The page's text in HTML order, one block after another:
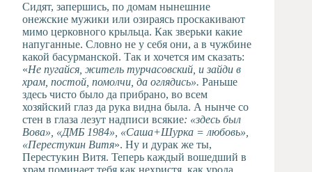
Сидят, запершись, по домам нынешние
онежские мужики или озираясь проскакивают
мимо церковного крыльца. Как зверьки какие
напуганные. Словно не у себя они, а в чужбине
какой басурманской. Так и хочется им сказать:
«Не пугайся, житель турчасовский, и зайди в
храм, постой, помолчи, да оглядись». Раньше
здесь чисто было да прибрано, во всем
хозяйский глаз да рука видна была. А нынче со
стен в глаза лезут надписи всякие: «здесь был
Вова», «ДМБ 1984», «Саша+Шурка = любовь»,
«Перестукин Витя». Ну и дурак же ты,
Перестукин Витя. Теперь каждый вошедший в
храм поминает тебя как нехристя, как урода